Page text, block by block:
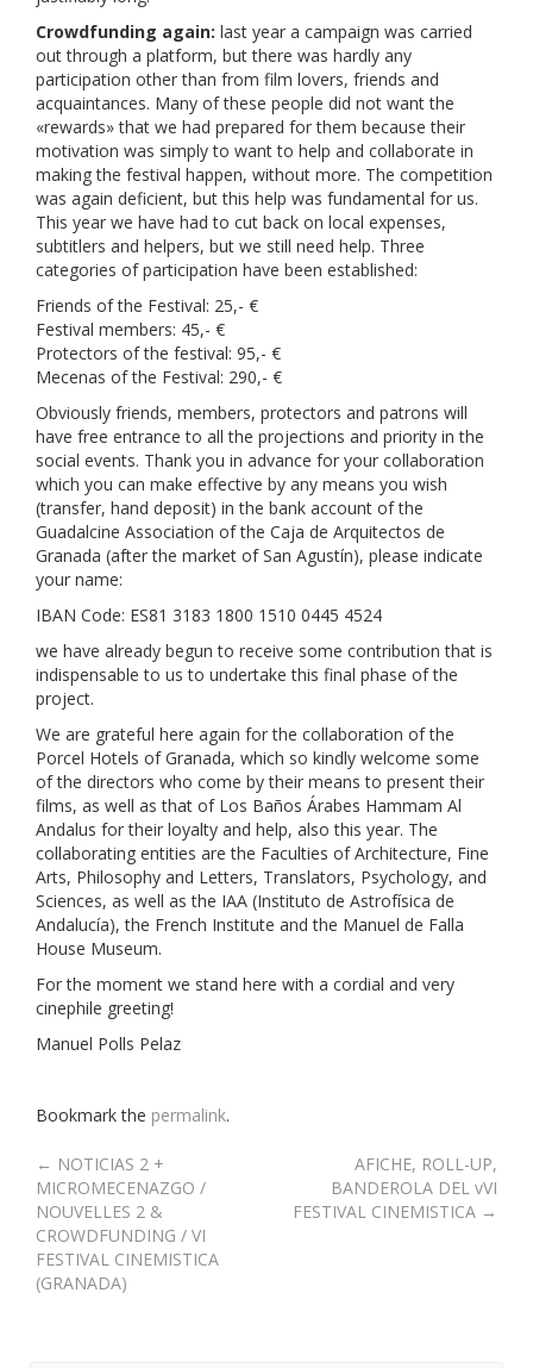
Crowdfunding again: last year a campaign was carried
out through a platform, but there was hardly any
participation other than from film lovers, friends and
acquaintances. Many of these people did not want the
«rewards» that we had prepared for them because their
motivation was simply to want to help and collaborate in
making the festival happen, without more. The competition
was again deficient, but this help was fundamental for us.
This year we have had to cut back on local expenses,
subtitlers and helpers, but we still need help. Three
categories of participation have been established:
Friends of the Festival: 25,- €
Festival members: 45,- €
Protectors of the festival: 95,- €
Mecenas of the Festival: 290,- €
Obviously friends, members, protectors and patrons will
have free entrance to all the projections and priority in the
social events. Thank you in advance for your collaboration
which you can make effective by any means you wish
(transfer, hand deposit) in the bank account of the
Guadalcine Association of the Caja de Arquitectos de
Granada (after the market of San Agustín), please indicate
your name:
IBAN Code: ES81 3183 1800 1510 0445 4524
we have already begun to receive some contribution that is
indispensable to us to undertake this final phase of the
project.
We are grateful here again for the collaboration of the
Porcel Hotels of Granada, which so kindly welcome some
of the directors who come by their means to present their
films, as well as that of Los Baños Árabes Hammam Al
Andalus for their loyalty and help, also this year. The
collaborating entities are the Faculties of Architecture, Fine
Arts, Philosophy and Letters, Translators, Psychology, and
Sciences, as well as the IAA (Instituto de Astrofísica de
Andalucía), the French Institute and the Manuel de Falla
House Museum.
For the moment we stand here with a cordial and very
cinephile greeting!
Manuel Polls Pelaz
Bookmark the permalink.
Post
navigation
← NOTICIAS 2 +
MICROMECENAZGO /
NOUVELLES 2 &
CROWDFUNDING / VI
FESTIVAL CINEMISTICA
(GRANADA)
AFICHE, ROLL-UP,
BANDEROLA DEL vVI
FESTIVAL CINEMISTICA →